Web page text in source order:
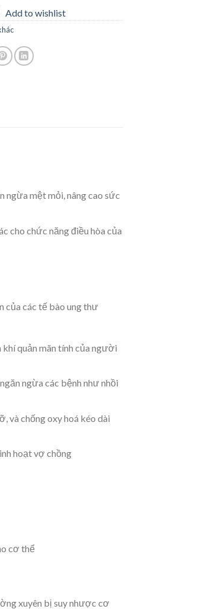
Add to wishlist
ngừa mệt mỏi, nâng cao sức
cho chức năng điều hòa của
của các tế bào ung thư
quản mãn tính của người
ngừa các bệnh như nhồi
và chống oxy hoá kéo dài
hoạt vợ chồng
cơ thể
xuyên bị suy nhược cơ